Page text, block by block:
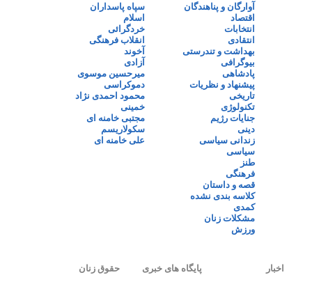
آوارگان و پناهندگان
اقتصاد
انتخابات
انتقادی
بهداشت و تندرستی
بیوگرافی
پادشاهی
پیشنهاد و نظریات
تاریخی
تکنولوژی
جنایات رژیم
دینی
زندانی سیاسی
سیاسی
طنز
فرهنگی
قصه و داستان
کلاسه بندی نشده
کمدی
مشکلات زنان
ورزش
سپاه پاسداران
اسلام
خردگرائی
انقلاب فرهنگی
آخوند
آزادی
میرحسین موسوی
دموکراسی
محمود احمدی نژاد
خمینی
مجتبی خامنه ای
سکولاریسم
علی خامنه ای
اخبار پایگاه های خبری حقوق زنان